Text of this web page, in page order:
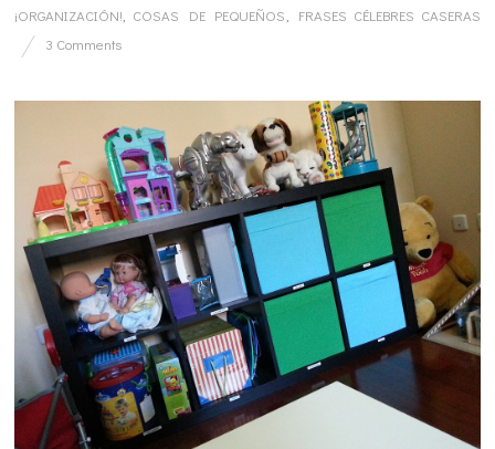
¡ORGANIZACIÓN! COSAS DE PEQUEÑOS
FRASES CÉLEBRES CASERAS
3 Comments